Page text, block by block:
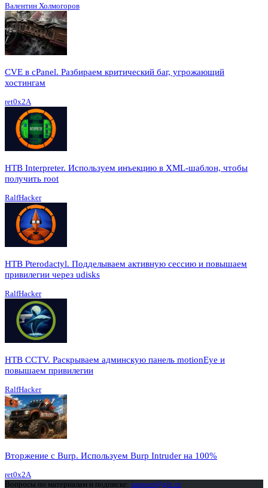
Валентин Холмогоров
CVE в cPanel. Разбираем критический баг, угрожающий
хостингам
ret0x2A
HTB Interpreter. Используем инъекцию в XML-шаблон, чтобы
получить root
RalfHacker
HTB Pterodactyl. Подделываем активную сессию и повышаем
привилегии через udisks
RalfHacker
HTB CCTV. Раскрываем админскую панель motionEye и
повышаем привилегии
RalfHacker
Вторжение с Burp. Используем Burp Intruder на 100%
ret0x2A
Вопросы по материалам и подписке: support@glc.ru